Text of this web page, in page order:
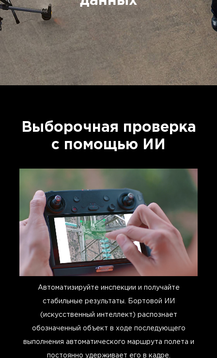
Выборочная проверка
с помощью ИИ
Автоматизируйте инспекции и получайте
стабильные результаты. Бортовой ИИ
(искусственный интеллект) распознает
обозначенный объект в ходе последующего
выполнения автоматического маршрута полета и
постоянно удерживает его в кадре.